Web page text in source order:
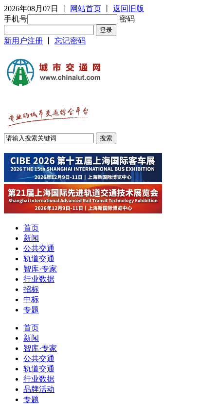
2026年08月07日 网站首页
返回旧版
手机号
密码
新用户注册 忘记密码
首页
新闻
公共交通
轨道交通
智库·专家
行业数据
招标
中标
专题
首页
新闻
智库·专家
公共交通
轨道交通
行业数据
品牌活动
专题